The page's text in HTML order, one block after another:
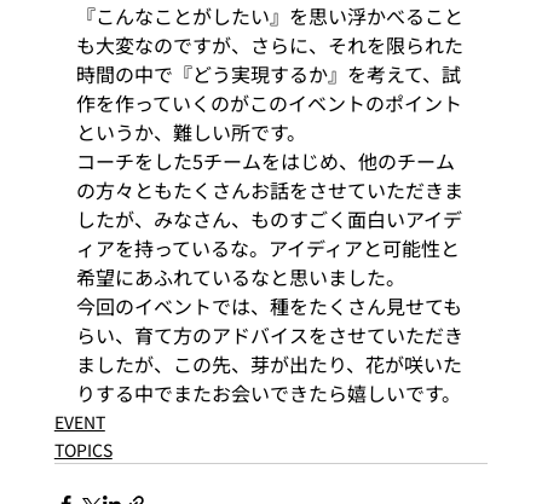
『こんなことがしたい』を思い浮かべること
も大変なのですが、さらに、それを限られた
時間の中で『どう実現するか』を考えて、試
作を作っていくのがこのイベントのポイント
というか、難しい所です。
コーチをした5チームをはじめ、他のチーム
の方々ともたくさんお話をさせていただきま
したが、みなさん、ものすごく面白いアイデ
ィアを持っているな。アイディアと可能性と
希望にあふれているなと思いました。
今回のイベントでは、種をたくさん見せても
らい、育て方のアドバイスをさせていただき
ましたが、この先、芽が出たり、花が咲いた
りする中でまたお会いできたら嬉しいです。
EVENT
TOPICS